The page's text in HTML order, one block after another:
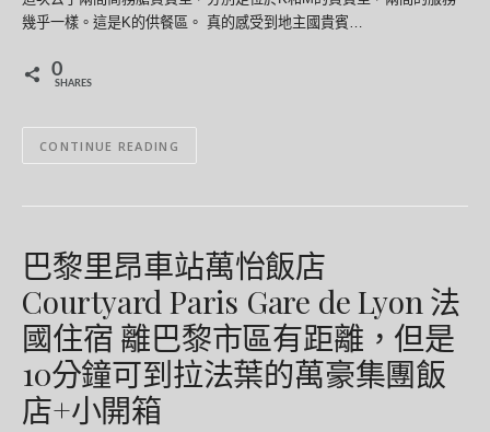
幾乎一樣。這是K的供餐區。 真的感受到地主國貴賓…
0
SHARES
CONTINUE READING
巴黎里昂車站萬怡飯店
Courtyard Paris Gare de Lyon 法
國住宿 離巴黎市區有距離，但是
10分鐘可到拉法葉的萬豪集團飯
店+小開箱